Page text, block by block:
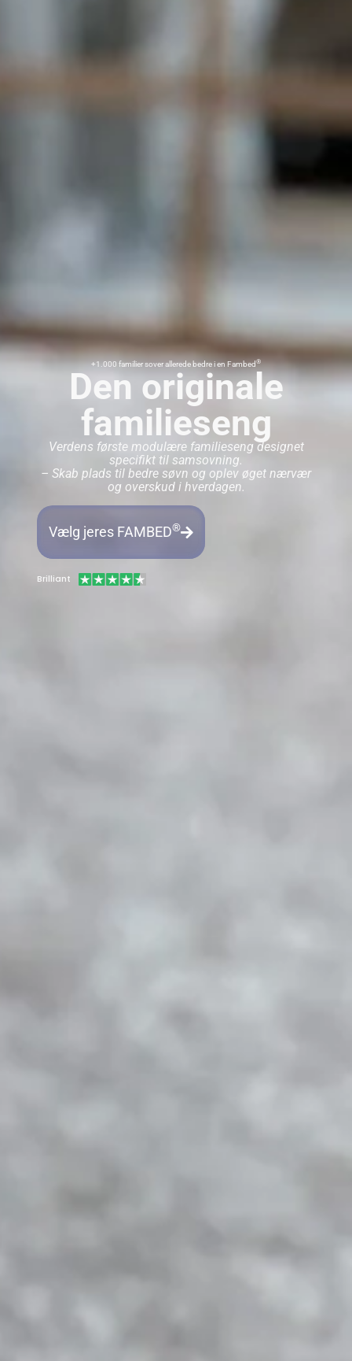
+1.000 familier sover allerede bedre i en Fambed ®
Den originale
familieseng
Verdens første modulære familieseng designet
specifikt til samsovning.
– Skab plads til bedre søvn og oplev øget nærvær
og overskud i hverdagen.
Vælg jeres FAMBED®
Brilliant